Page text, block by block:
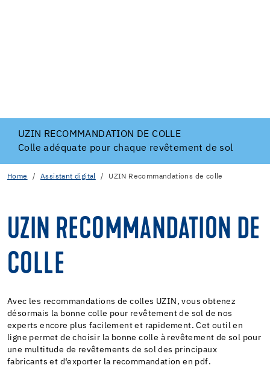
UZIN RECOMMANDATION DE COLLE
Colle adéquate pour chaque revêtement de sol
Home Assistant digital UZIN Recommandations de colle
UZIN RECOMMANDATION DE
COLLE
Avec les recommandations de colles UZIN, vous obtenez
désormais la bonne colle pour revêtement de sol de nos
experts encore plus facilement et rapidement. Cet outil en
ligne permet de choisir la bonne colle à revêtement de sol pour
une multitude de revêtements de sol des principaux
fabricants et d‘exporter la recommandation en pdf.